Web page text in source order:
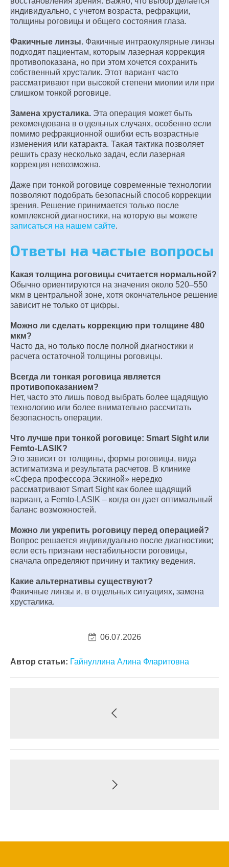
индивидуально, с учетом возраста, рефракции,
толщины роговицы и общего состояния глаза.
Факичные линзы. Факичные интраокулярные линзы
подходят пациентам, которым лазерная коррекция
противопоказана, но при этом хочется сохранить
собственный хрусталик. Этот вариант часто
рассматривают при высокой степени миопии или при
слишком тонкой роговице.
Замена хрусталика. Эта операция может быть
рекомендована в отдельных случаях, особенно если
помимо рефракционной ошибки есть возрастные
изменения или катаракта. Такая тактика позволяет
решить сразу несколько задач, если лазерная
коррекция невозможна.
Даже при тонкой роговице современные технологии
позволяют подобрать безопасный способ коррекции
зрения. Решение принимается только после
комплексной диагностики, на которую вы можете
записаться на нашем сайте.
Ответы на частые вопросы
Какая толщина роговицы считается нормальной?
Обычно ориентируются на значения около 520–550
мкм в центральной зоне, хотя окончательное решение
зависит не только от цифры.
Можно ли сделать коррекцию при толщине 480
мкм?
Часто да, но только после полной диагностики и
расчета остаточной толщины роговицы.
Всегда ли тонкая роговица является
противопоказанием?
Нет, часто это лишь повод выбрать более щадящую
технологию или более внимательно рассчитать
безопасность операции.
Что лучше при тонкой роговице: Smart Sight или
Femto-LASIK?
Это зависит от толщины, формы роговицы, вида
астигматизма и результата расчетов. В клинике
«Сфера профессора Эскиной» нередко
рассматривают Smart Sight как более щадящий
вариант, а Femto-LASIK – когда он дает оптимальный
баланс возможностей.
Можно ли укрепить роговицу перед операцией?
Вопрос решается индивидуально после диагностики;
если есть признаки нестабильности роговицы,
сначала определяют причину и тактику ведения.
Какие альтернативы существуют?
Факичные линзы и, в отдельных ситуациях, замена
хрусталика.
06.07.2026
Автор статьи: Гайнуллина Алина Фларитовна